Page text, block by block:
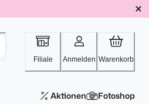
Filiale Anmelden Warenkorb
Aktionen Fotoshop